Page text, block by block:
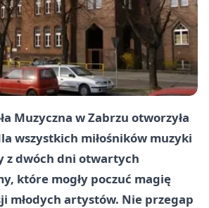
Muzyczna w Zabrzu otworzyła
wszystkich miłośników muzyki
z dwóch dni otwartych
które mogły poczuć magię
młodych artystów. Nie przegap